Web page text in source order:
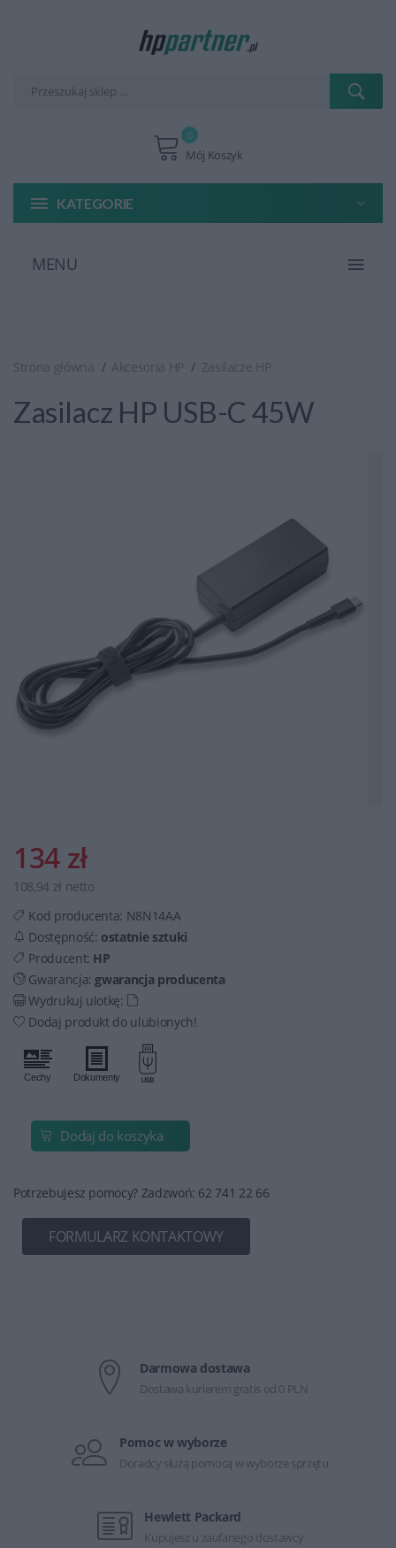
Mój Koszyk
0
KATEGORIE
MENU
Strona główna Akcesoria HP Zasilacze HP
Zasilacz HP USB-C 45W
134 zł
108,94 zł netto
Kod producenta: N8N14AA
Dostępność: ostatnie sztuki
Producent: HP
Gwarancja: gwarancja producenta
Wydrukuj ulotkę:
Dodaj produkt do ulubionych!
Dodaj do koszyka
Potrzebujesz pomocy? Zadzwoń: 62 741 22 66
FORMULARZ KONTAKTOWY
Darmowa dostawa
Dostawa kurierem gratis od 0 PLN
Pomoc w wyborze
Doradcy służą pomocą w wyborze sprzętu
Hewlett Packard
Kupujesz u zaufanego dostawcy